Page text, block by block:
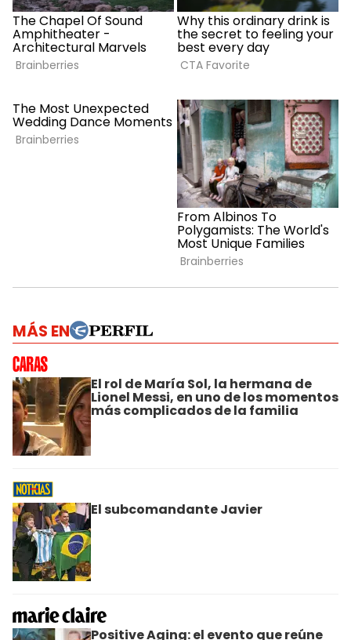
MÁS EN
El rol de María Sol, la hermana de
Lionel Messi, en uno de los momentos
más complicados de la familia
El subcomandante Javier
Positive Aging: el evento que reúne